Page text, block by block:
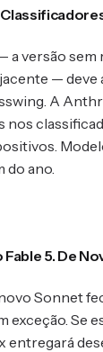
a versão
— deve
A
do ano.
5. De
Sonnet
Se
entregará